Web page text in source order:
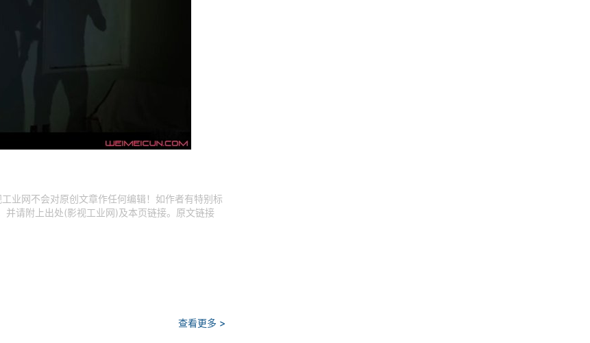
业网不会对原创文章作任何编辑！如作者有特别标
请附上出处(影视工业网)及本页链接。原文链接
查看更多 >